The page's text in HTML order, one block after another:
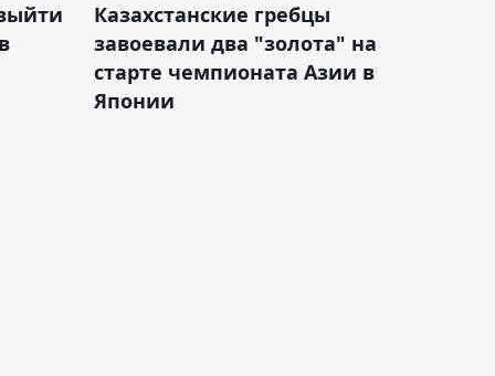
Казахстанские гребцы
завоевали два "золота" на
старте чемпионата Азии в
Японии